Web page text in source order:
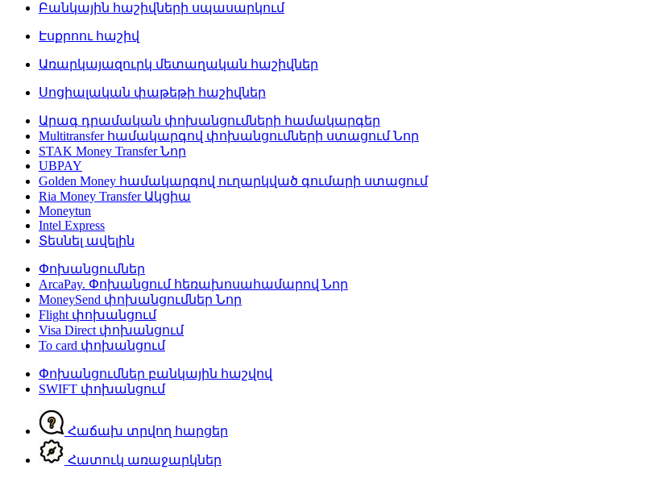
Բանկային հաշիվների սպասարկում
Էսքրոու հաշիվ
Առարկայազուրկ մետաղական հաշիվներ
Սոցիալական փաթեթի հաշիվներ
Արագ դրամական փոխանցումների համակարգեր
Multitransfer համակարգով փոխանցումների ստացումՆոր
STAK Money TransferՆոր
UBPAY
Golden Money համակարգով ուղարկված գումարի ստացում
Ria Money Transfer Ակցիա
Moneytun
Intel Express
Տեսնել ավելին
Փոխանցումներ
ArcaPay. Փոխանցում հեռախոսահամարով Նոր
MoneySend փոխանցումներ Նոր
Flight փոխանցում
Visa Direct փոխանցում
To card փոխանցում
Փոխանցումներ բանկային հաշվով
SWIFT փոխանցում
Հաճախ տրվող հարցեր
Հատուկ առաջարկներ